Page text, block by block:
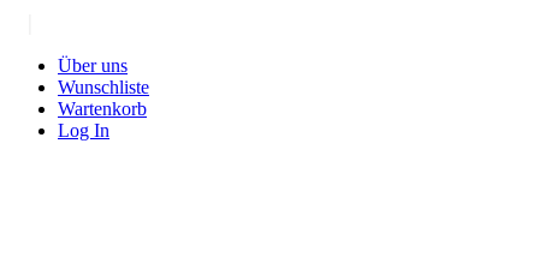
Über uns
Wunschliste
Wartenkorb
Log In